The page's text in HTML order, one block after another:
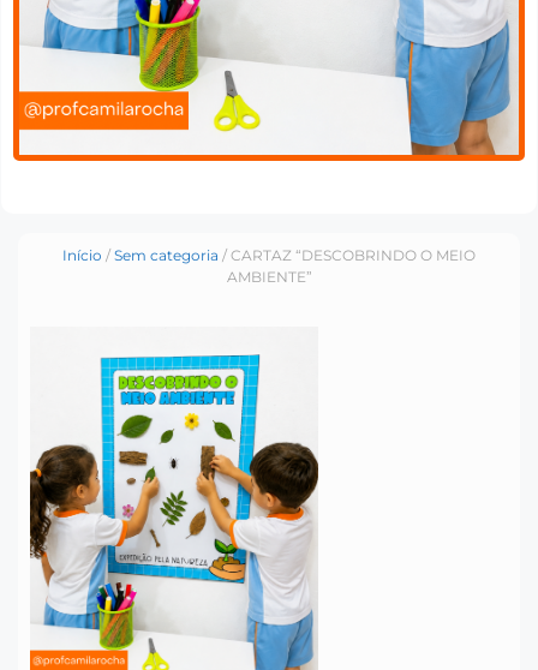
Início / Sem categoria / CARTAZ “DESCOBRINDO O MEIO
AMBIENTE”